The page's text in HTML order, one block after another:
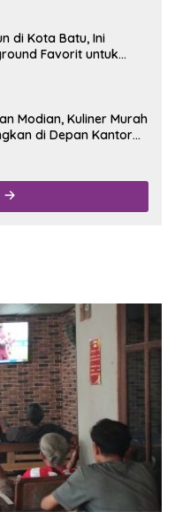
di Kota Batu, Ini
Favorit untuk
Modian, Kuliner Murah
di Depan Kantor